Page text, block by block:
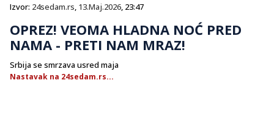
Izvor: 24sedam.rs, 13.Maj.2026, 23:47
OPREZ! VEOMA HLADNA NOĆ PRED
NAMA - PRETI NAM MRAZ!
Srbija se smrzava usred maja
Nastavak na 24sedam.rs...